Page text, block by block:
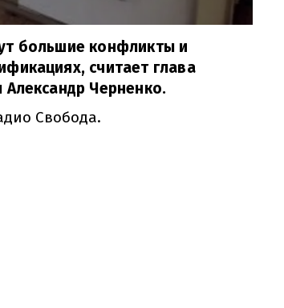
большие конфликты и
считает глава
Черненко.
Свобода.